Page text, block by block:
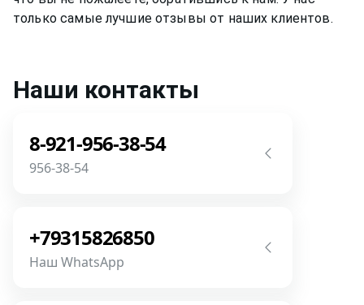
только самые лучшие отзывы от наших клиентов.
Наши контакты
8-921-956-38-54
956-38-54
роботов и автоответчиков!
+79315826850
Наш WhatsApp